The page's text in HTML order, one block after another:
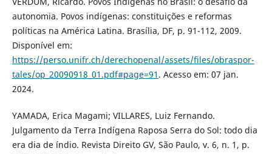
autonomia. Povos indígenas: constituições e reformas
políticas na América Latina. Brasília, DF, p. 91-112, 2009.
Disponível em:
https://perso.unifr.ch/derechopenal/assets/files/obraspor-
tales/op_20090918_01.pdf#page=91 . Acesso em: 07 jan.
2024.
YAMADA, Erica Magami; VILLARES, Luiz Fernando.
Julgamento da Terra Indígena Raposa Serra do Sol: todo dia
era dia de índio. Revista Direito GV, São Paulo, v. 6, n. 1, p.